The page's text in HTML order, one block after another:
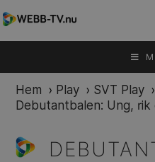
Hem › Play › SVT Play ›
Debutantbalen: Ung, rik